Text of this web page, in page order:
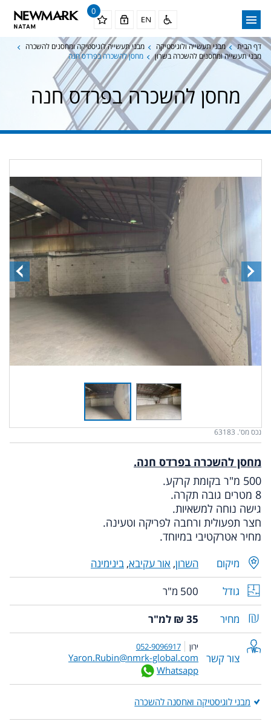
0
דף הבית מבני תעשייה ולוגיסטיקה
מבני תעשייה לוגיסטיקה ומחסנים להשכרה
מבני תעשייה ומחסנים להשכרה בשרון
מחסן להשכרה בפרדס חנה
מחסן להשכרה בפרדס חנה
נכס מס'. 63183
מחסן להשכרה בפרדס חנה.
500 מ"ר בקומת קרקע.
8 מטרים גובה תקרה.
גישה נוחה למשאיות.
חצר תפעולית ורחבה לפריקה וטעינה.
מחיר אטרקטיבי במיוחד.
מיקום השרון, אור עקיבא, בינימינה
גודל
500 מ"ר
מחיר
35 ₪ למ"ר
צור קשר
ירון 052-9096917
Yaron.Rubin@nmrk-global.com
Whatsapp
מבני לוגיסטיקה ואחסנה להשכרה